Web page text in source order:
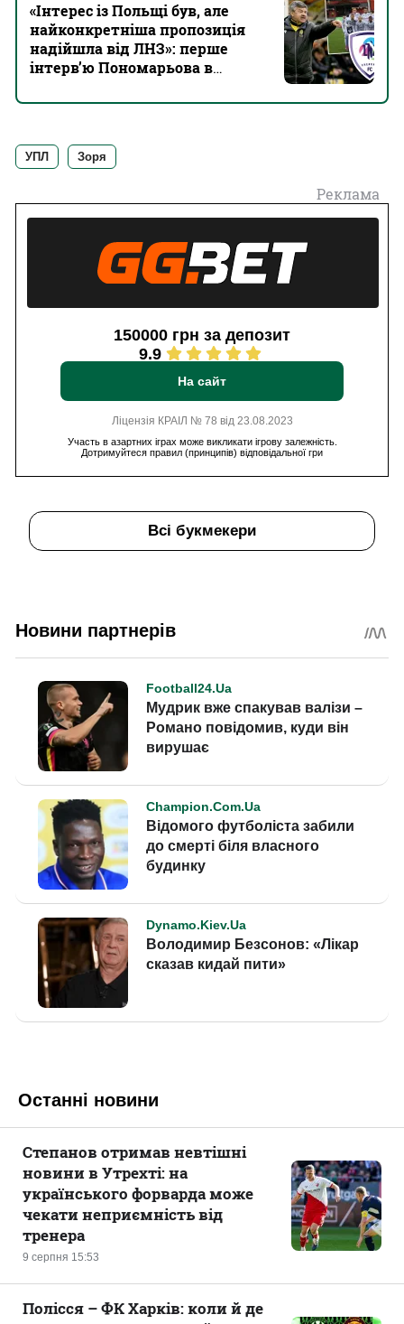
«Інтерес із Польщі був, але
найконкретніша пропозиція
надійшла від ЛНЗ»: перше
інтерв’ю Пономарьова в
УПЛ Зоря
Реклама
150000 грн за депозит
9.9
На сайт
Ліцензія КРАІЛ № 78 від 23.08.2023
Участь в азартних іграх може викликати ігрову залежність.
Дотримуйтеся правил (принципів) відповідальної гри
Всі букмекери
Останні новини
9 серпня 15:53
Степанов отримав невтішні
новини в Утрехті: на
українського форварда може
чекати неприємність від
тренера
Полісся – ФК Харків: коли й де